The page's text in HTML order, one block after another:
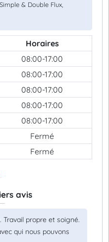
& Double Flux,
Horaires
08:00-17:00
08:00-17:00
08:00-17:00
08:00-17:00
08:00-17:00
Fermé
Fermé
avis
Travail propre et soigné.
qui nous pouvons